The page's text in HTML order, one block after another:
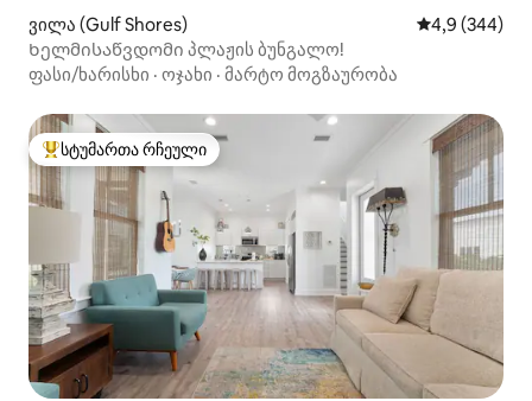
ვილა (Gulf Shores) საშუალო
4,9 (344)
Ხელმისაწვდომი პლაჟის ბუნგალო!
ფასი/ხარისხი · ოჯახი · მარტო მოგზაურობა
სტუმართა რჩეული მოწინავე ვარიანტი
სტუმართა რჩეული